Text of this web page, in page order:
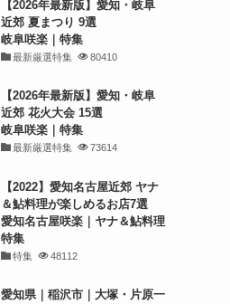
【2026年最新版】愛知・岐阜
近郊 夏まつり 9選
岐阜咲楽｜特集
最新厳選特集 80410
【2026年最新版】愛知・岐阜
近郊 花火大会 15選
岐阜咲楽｜特集
最新厳選特集 73614
【2022】愛知名古屋近郊 ヤナ
＆鮎料理が楽しめるお店7選
愛知名古屋咲楽｜ヤナ＆鮎料理
特集
特集 48112
愛知県｜稲沢市｜大塚・片原一